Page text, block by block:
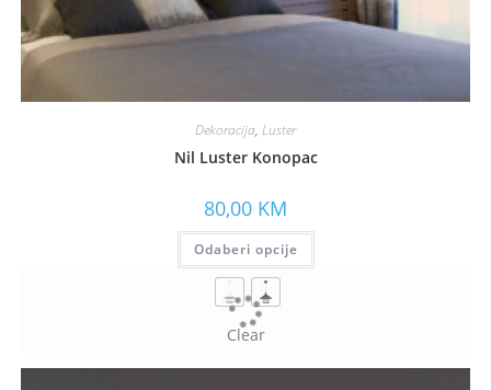
Dekoracija, Luster
Nil Luster Konopac
80,00 KM
Odaberi opcije
Clear